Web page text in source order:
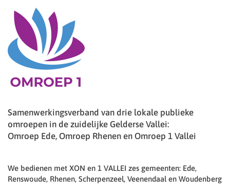
Samenwerkingsverband van drie lokale publieke
omroepen in de zuidelijke Gelderse Vallei:
Omroep Ede, Omroep Rhenen en Omroep 1 Vallei
We bedienen met XON en 1 VALLEI zes gemeenten: Ede,
Renswoude, Rhenen, Scherpenzeel, Veenendaal en Woudenberg